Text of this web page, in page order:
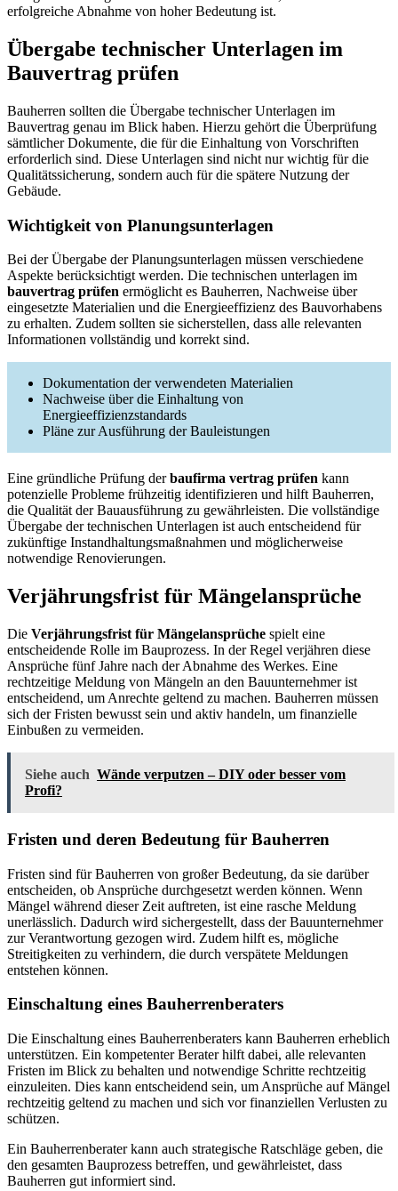
erfolgreiche Abnahme von hoher Bedeutung ist.
Übergabe technischer Unterlagen im
Bauvertrag prüfen
Bauherren sollten die Übergabe technischer Unterlagen im
Bauvertrag genau im Blick haben. Hierzu gehört die Überprüfung
sämtlicher Dokumente, die für die Einhaltung von Vorschriften
erforderlich sind. Diese Unterlagen sind nicht nur wichtig für die
Qualitätssicherung, sondern auch für die spätere Nutzung der
Gebäude.
Wichtigkeit von Planungsunterlagen
Bei der Übergabe der Planungsunterlagen müssen verschiedene
Aspekte berücksichtigt werden. Die technischen unterlagen im
bauvertrag prüfen ermöglicht es Bauherren, Nachweise über
eingesetzte Materialien und die Energieeffizienz des Bauvorhabens
zu erhalten. Zudem sollten sie sicherstellen, dass alle relevanten
Informationen vollständig und korrekt sind.
Dokumentation der verwendeten Materialien
Nachweise über die Einhaltung von
Energieeffizienzstandards
Pläne zur Ausführung der Bauleistungen
Eine gründliche Prüfung derbaufirma vertrag prüfen kann
potenzielle Probleme frühzeitig identifizieren und hilft Bauherren,
die Qualität der Bauausführung zu gewährleisten. Die vollständige
Übergabe der technischen Unterlagen ist auch entscheidend für
zukünftige Instandhaltungsmaßnahmen und möglicherweise
notwendige Renovierungen.
Verjährungsfrist für Mängelansprüche
Die Verjährungsfrist für Mängelansprüche spielt eine
entscheidende Rolle im Bauprozess. In der Regel verjähren diese
Ansprüche fünf Jahre nach der Abnahme des Werkes. Eine
rechtzeitige Meldung von Mängeln an den Bauunternehmer ist
entscheidend, um Anrechte geltend zu machen. Bauherren müssen
sich der Fristen bewusst sein und aktiv handeln, um finanzielle
Einbußen zu vermeiden.
Siehe auch Wände verputzen – DIY oder besser vom
Profi?
Fristen und deren Bedeutung für Bauherren
Fristen sind für Bauherren von großer Bedeutung, da sie darüber
entscheiden, ob Ansprüche durchgesetzt werden können. Wenn
Mängel während dieser Zeit auftreten, ist eine rasche Meldung
unerlässlich. Dadurch wird sichergestellt, dass der Bauunternehmer
zur Verantwortung gezogen wird. Zudem hilft es, mögliche
Streitigkeiten zu verhindern, die durch verspätete Meldungen
entstehen können.
Einschaltung eines Bauherrenberaters
Die Einschaltung eines Bauherrenberaters kann Bauherren erheblich
unterstützen. Ein kompetenter Berater hilft dabei, alle relevanten
Fristen im Blick zu behalten und notwendige Schritte rechtzeitig
einzuleiten. Dies kann entscheidend sein, um Ansprüche auf Mängel
rechtzeitig geltend zu machen und sich vor finanziellen Verlusten zu
schützen.
Ein Bauherrenberater kann auch strategische Ratschläge geben, die
den gesamten Bauprozess betreffen, und gewährleistet, dass
Bauherren gut informiert sind.